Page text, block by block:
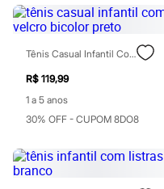
Sawary
Yessica
Moda esportiva
Acessórios
Calçados
Leggings
Shorts e Bermudas
Tops
Calcinhas
Cintas e Modeladores
Tênis Casual Infantil Com Velcro Bicolor Preto
R$ 119,99
1 a 5 anos
30% OFF - CUPOM 8DO8